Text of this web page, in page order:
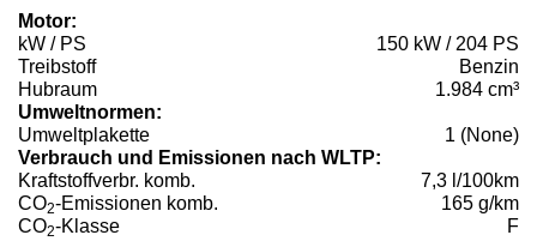
Motor:
kW / PS
150 kW / 204 PS
Treibstoff
Benzin
Hubraum
1.984 cm³
Umweltnormen:
Umweltplakette
1 (None)
Verbrauch und Emissionen nach WLTP:
Kraftstoffverbr. komb.
7,3 l/100km
CO2-Emissionen komb.
165 g/km
CO2-Klasse F